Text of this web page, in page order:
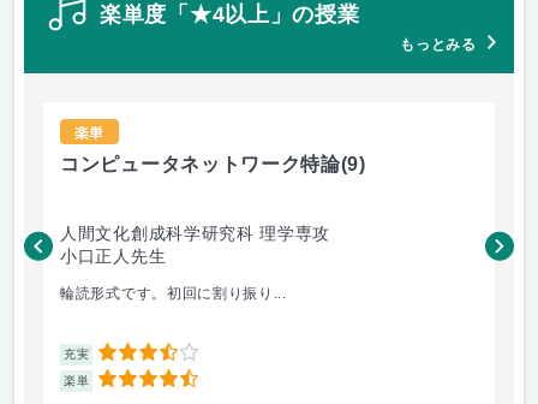
楽単度「★4以上」の授業
もっとみる
楽単
コンピュータネットワーク特論(9)
人間文化創成科学研究科 理学専攻
小口正人先生
輪読形式です。初回に割り振り...
充実 3.5
楽単 4.5
森